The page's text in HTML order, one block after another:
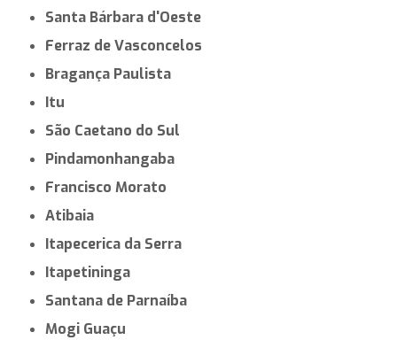
Santa Bárbara d'Oeste
Ferraz de Vasconcelos
Bragança Paulista
Itu
São Caetano do Sul
Pindamonhangaba
Francisco Morato
Atibaia
Itapecerica da Serra
Itapetininga
Santana de Parnaíba
Mogi Guaçu